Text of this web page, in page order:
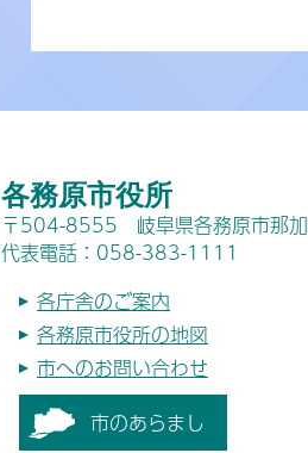
各務原市役所
〒504-8555 岐阜県各務原市那
代表電話：058-383-1111
各庁舎のご案内
各務原市役所の地図
市へのお問い合わせ
市のあらまし